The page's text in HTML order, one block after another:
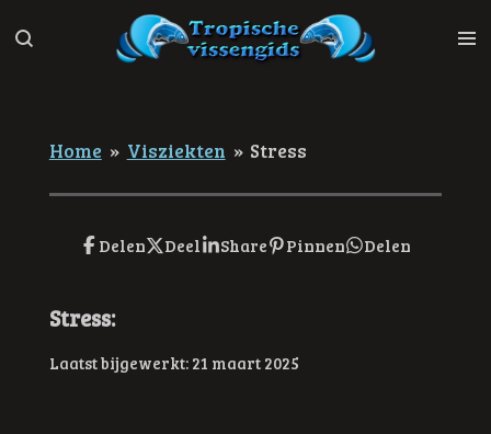
direct
Home » Visziekten » Stress
Delen Deel Share Pinnen Delen
Stress:
Laatst bijgewerkt: 21 maart 2025